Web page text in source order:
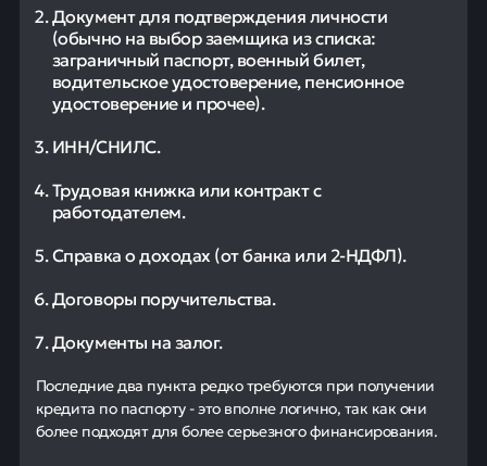
Документ для подтверждения личности
(обычно на выбор заемщика из списка:
заграничный паспорт, военный билет,
водительское удостоверение, пенсионное
удостоверение и прочее).
ИНН/СНИЛС.
Трудовая книжка или контракт с
работодателем.
Справка о доходах (от банка или 2-НДФЛ).
Договоры поручительства.
Документы на залог.
Последние два пункта редко требуются при получении
кредита по паспорту - это вполне логично, так как они
более подходят для более серьезного финансирования.